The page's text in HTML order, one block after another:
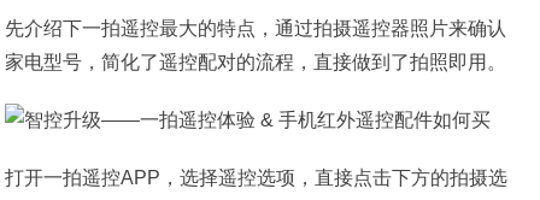
先介绍下一拍遥控最大的特点，通过拍摄遥控器照片来确认
家电型号，简化了遥控配对的流程，直接做到了拍照即用。
打开一拍遥控APP，选择遥控选项，直接点击下方的拍摄选